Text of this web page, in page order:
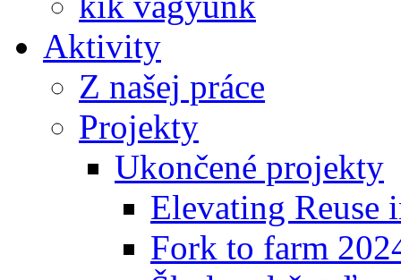
Aktivity
Z našej práce
Projekty
Ukončené projekty
Elevating Reuse
Fork to farm